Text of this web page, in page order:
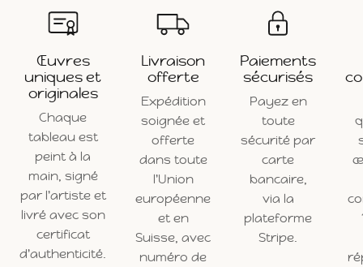
Œuvres
uniques et
originales
Chaque
tableau est
peint à la
main, signé
par l'artiste et
livré avec son
certificat
d'authenticité.
Livraison
offerte
Expédition
soignée et
offerte
dans toute
l'Union
européenne
et en
Suisse, avec
numéro de
Paiements
sécurisés
Payez en
toute
sécurité par
carte
bancaire,
via la
plateforme
Stripe.